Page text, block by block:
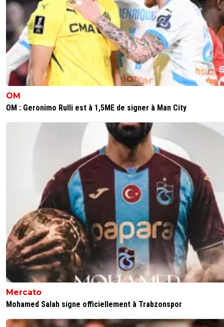
OM
OM : Geronimo Rulli est à 1,5ME de signer à Man City
Mercato
Mohamed Salah signe officiellement à Trabzonspor